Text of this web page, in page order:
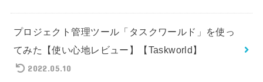
プロジェクト管理ツール「タスクワールド」を使っ
てみた【使い心地レビュー】【Taskworld】
2022.05.10